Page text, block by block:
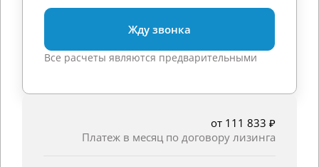
Жду звонка
Все расчеты являются предварительными
от 111 833 ₽
Платеж в месяц по договору лизинга